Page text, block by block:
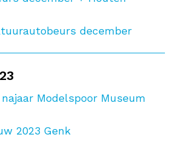
december
Modelspoor Museum
2023 Genk